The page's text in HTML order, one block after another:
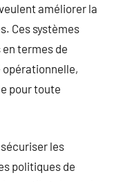
améliorer la
Ces systèmes
termes de
opérationnelle,
pour toute
les
politiques de